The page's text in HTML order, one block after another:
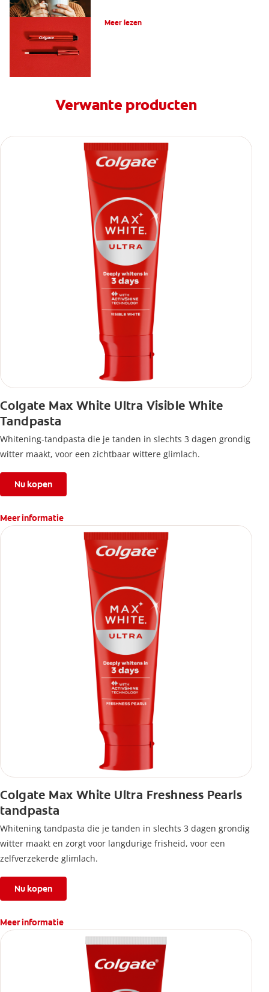
Meer lezen
Verwante producten
Colgate Max White Ultra Visible White
Tandpasta
Whitening-tandpasta die je tanden in slechts 3 dagen grondig
witter maakt, voor een zichtbaar wittere glimlach.
Nu kopen
Meer informatie
Colgate Max White Ultra Freshness Pearls
tandpasta
Whitening tandpasta die je tanden in slechts 3 dagen grondig
witter maakt en zorgt voor langdurige frisheid, voor een
zelfverzekerde glimlach.
Nu kopen
Meer informatie